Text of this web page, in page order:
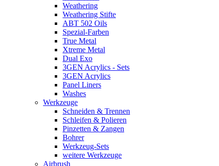
Weathering
Weathering Stifte
ABT 502 Oils
Spezial-Farben
True Metal
Xtreme Metal
Dual Exo
3GEN Acrylics - Sets
3GEN Acrylics
Panel Liners
Washes
Werkzeuge
Schneiden & Trennen
Schleifen & Polieren
Pinzetten & Zangen
Bohrer
Werkzeug-Sets
weitere Werkzeuge
Airbrush